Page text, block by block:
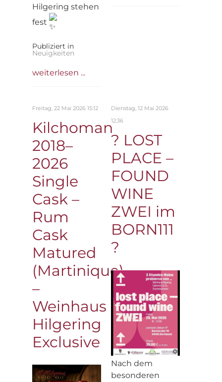
Hilgering stehen
fest
Publiziert in
Neuigkeiten
weiterlesen ...
Freitag, 22 Mai 2026 15:12
Kilchoman
2018–
2026
Single
Cask –
Rum
Cask
Matured
(Martinique)
–
Weinhaus
Hilgering
Exclusive
Dienstag, 12 Mai 2026
12:36
? LOST
PLACE –
FOUND
WINE
ZWEI im
BORN111
?
Nach dem
besonderen